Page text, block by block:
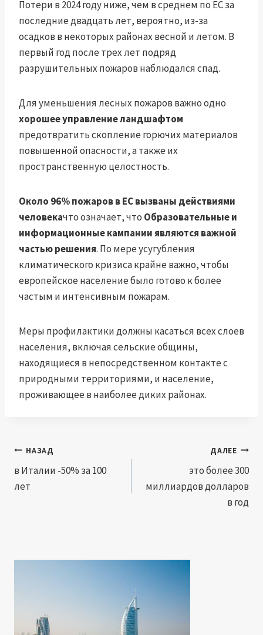
Потери в 2024 году ниже, чем в среднем по ЕС за
последние двадцать лет, вероятно, из-за
осадков в некоторых районах весной и летом. В
первый год после трех лет подряд
разрушительных пожаров наблюдался спад.
Для уменьшения лесных пожаров важно одно
хорошее управление ландшафтом
предотвратить скопление горючих материалов
повышенной опасности, а также их
пространственную целостность.
Около 96% пожаров в ЕС вызваны действиями
человекачто означает, что Образовательные и
информационные кампании являются важной
частью решения. По мере усугубления
климатического кризиса крайне важно, чтобы
европейское население было готово к более
частым и интенсивным пожарам.
Меры профилактики должны касаться всех слоев
населения, включая сельские общины,
находящиеся в непосредственном контакте с
природными территориями, и население,
проживающее в наиболее диких районах.
Навигация
по
записям
НАЗАД
в Италии -50% за 100
лет
ДАЛЕЕ
это более 300
миллиардов долларов
в год